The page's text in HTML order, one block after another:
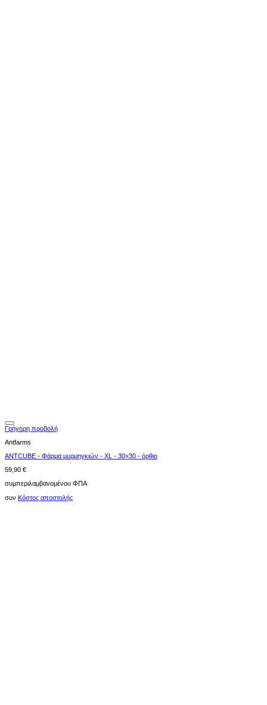
Γρήγορη προβολή
Antfarms
ANTCUBE - Φάρμα μυρμηγκιών - XL - 30×30 - όρθιο
59,90 €
συμπεριλαμβανομένου ΦΠΑ
συν Κόστος αποστολής